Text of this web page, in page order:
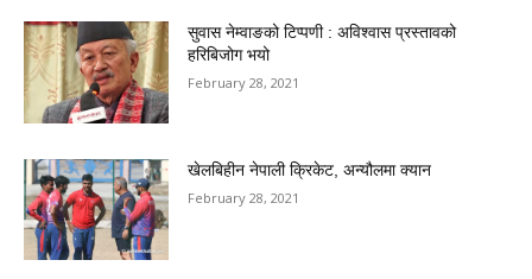
सुवास नेम्वाङको टिप्पणी : अविश्वास प्रस्तावको
हरिबिजोग भयो
February 28, 2021
खेलबिहीन नेपाली क्रिकेट, अन्यौलमा क्यान
February 28, 2021